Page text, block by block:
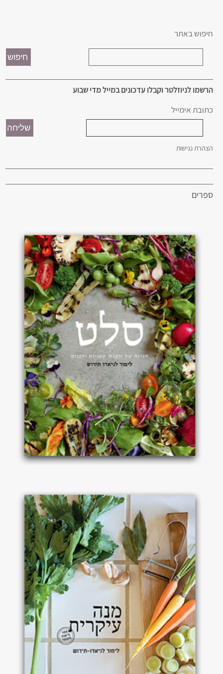
חיפוש באתר
הרשמו לניוזלטר וקבלו עדכונים במייל מדי שבוע
כתובת אימייל
הצהרת נגישות
ספרים